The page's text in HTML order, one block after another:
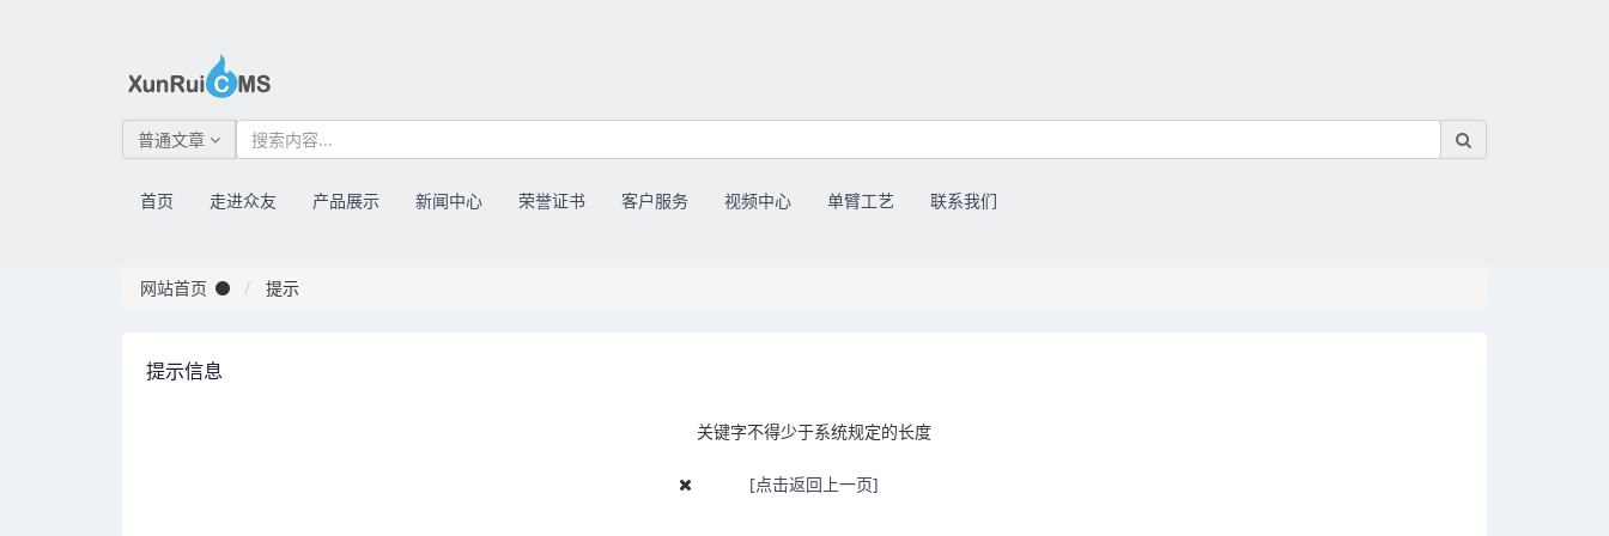
普通文章
首页 走进众友 产品展示 新闻中心 荣誉证书 客户服务 视频中心 单臂工艺 联系我们
网站首页 提示
提示信息
关键字不得少于系统规定的长度
[点击返回上一页]